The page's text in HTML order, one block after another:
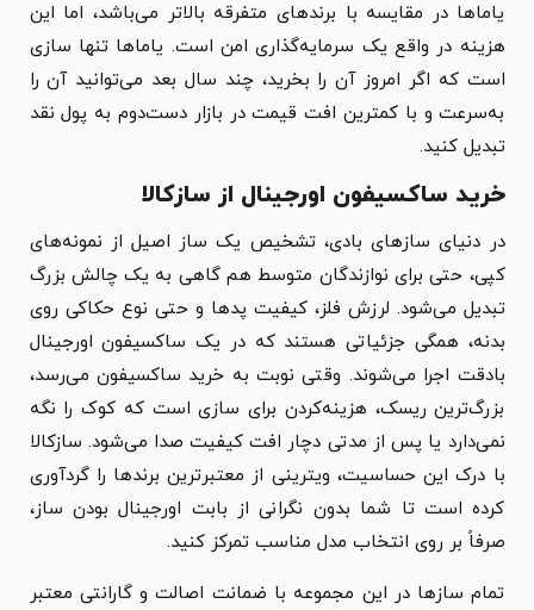
یاماها در مقایسه با برندهای متفرقه بالاتر می‌باشد، اما این
هزینه در واقع یک سرمایه‌گذاری امن است. یاماها تنها سازی
است که اگر امروز آن را بخرید، چند سال بعد می‌توانید آن را
به‌سرعت و با کمترین افت قیمت در بازار دست‌دوم به پول نقد
تبدیل کنید.
خرید ساکسیفون اورجینال از سازکالا
در دنیای سازهای بادی، تشخیص یک ساز اصیل از نمونه‌های
کپی، حتی برای نوازندگان متوسط هم گاهی به یک چالش بزرگ
تبدیل می‌شود. لرزش فلز، کیفیت پدها و حتی نوع حکاکی روی
بدنه، همگی جزئیاتی هستند که در یک ساکسیفون اورجینال
بادقت اجرا می‌شوند. وقتی نوبت به خرید ساکسیفون می‌رسد،
بزرگ‌ترین ریسک، هزینه‌کردن برای سازی است که کوک را نگه
نمی‌دارد یا پس از مدتی دچار افت کیفیت صدا می‌شود. سازکالا
با درک این حساسیت، ویترینی از معتبرترین برندها را گردآوری
کرده است تا شما بدون نگرانی از بابت اورجینال بودن ساز،
صرفاً بر روی انتخاب مدل مناسب تمرکز کنید.
تمام سازها در این مجموعه با ضمانت اصالت و گارانتی معتبر